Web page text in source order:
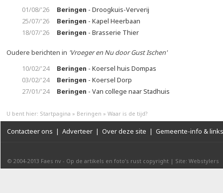
01/08/'26
Beringen - Droogkuis-Ververij
25/07/'26
Beringen - Kapel Heerbaan
18/07/'26
Beringen - Brasserie Thier
Oudere berichten in 'Vroeger en Nu door Gust Ischen'
10/02/'24
Beringen - Koersel huis Dompas
03/02/'24
Beringen - Koersel Dorp
27/01/'24
Beringen - Van college naar Stadhuis
U bent hier: Startpagina » Beringen » Waar is de tijd?
Contacteer ons | Adverteer | Over deze site | Gemeente-info & links
© 2004-2013 Faes nv - Op de artikels en foto’s rust copyright | Site: Webstylers